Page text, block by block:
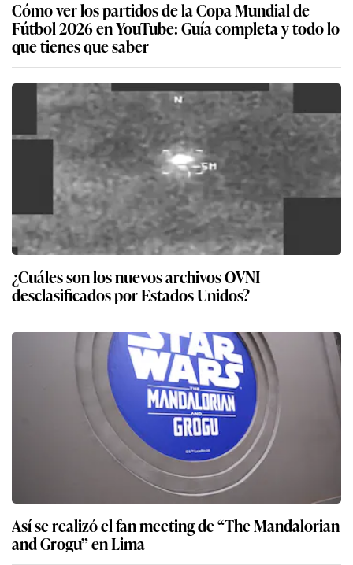
Cómo ver los partidos de la Copa Mundial de
Fútbol 2026 en YouTube: Guía completa y todo lo
que tienes que saber
¿Cuáles son los nuevos archivos OVNI
desclasificados por Estados Unidos?
Así se realizó el fan meeting de “The Mandalorian
and Grogu” en Lima